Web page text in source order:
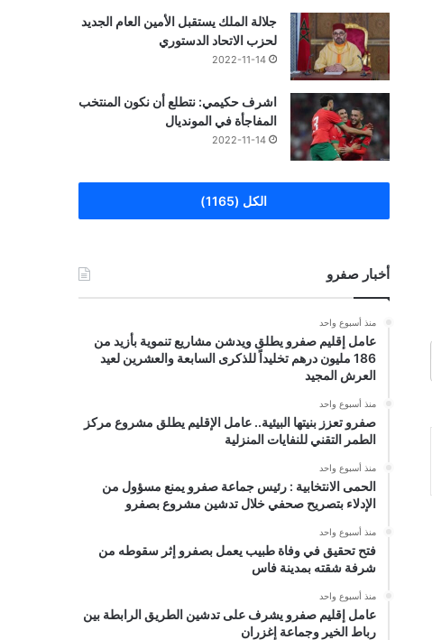
جلالة الملك يستقبل الأمين العام الجديد
لحزب الاتحاد الدستوري
2022-11-14
اشرف حكيمي: نتطلع أن نكون المنتخب
المفاجأة في المونديال
2022-11-14
الكل (1165)
أخبار صفرو
منذ أسبوع واحد
عامل إقليم صفرو يطلق ويدشن مشاريع تنموية بأزيد من
186 مليون درهم تخليداً للذكرى السابعة والعشرين لعيد
العرش المجيد
منذ أسبوع واحد
صفرو تعزز بنيتها البيئية.. عامل الإقليم يطلق مشروع مركز
الطمر التقني للنفايات المنزلية
منذ أسبوع واحد
الحمى الانتخابية : رئيس جماعة صفرو يمنع مسؤول من
الإدلاء بتصريح صحفي خلال تدشين مشروع بصفرو
منذ أسبوع واحد
فتح تحقيق في وفاة طبيب يعمل بصفرو إثر سقوطه من
شرفة شقته بمدينة فاس
منذ أسبوع واحد
عامل إقليم صفرو يشرف على تدشين الطريق الرابطة بين
رباط الخير وجماعة إغزران